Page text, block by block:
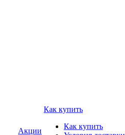
Акции
Как купить
Как купить